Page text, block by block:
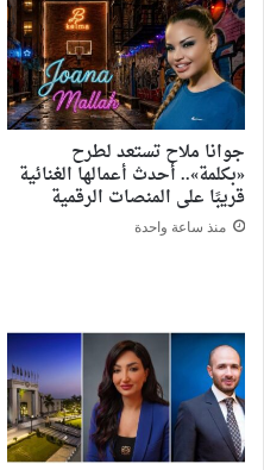
جوانا ملاح تستعد لطرح
«بكلمة».. أحدث أعمالها الغنائية
قريبًا على المنصات الرقمية
منذ ساعة واحدة